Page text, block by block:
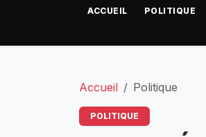
ACCUEIL POLITIQUE
Accueil Politique
POLITIQUE